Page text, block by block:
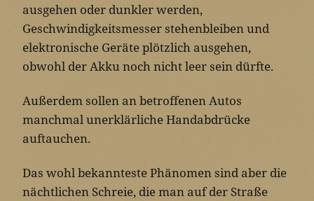
ausgehen oder dunkler werden,
Geschwindigkeitsmesser stehenbleiben und
elektronische Geräte plötzlich ausgehen,
obwohl der Akku noch nicht leer sein dürfte.
Außerdem sollen an betroffenen Autos
manchmal unerklärliche Handabdrücke
auftauchen.
Das wohl bekannteste Phänomen sind aber die
nächtlichen Schreie, die man auf der Straße